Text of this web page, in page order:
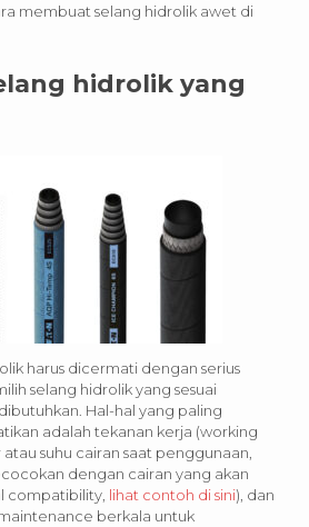
membuat selang hidrolik awet di
hidrolik yang
harus dicermati dengan serius
selang hidrolik yang sesuai
Hal-hal yang paling
adalah tekanan kerja (working
suhu cairan saat penggunaan,
dengan cairan yang akan
compatibility, lihat contoh di sini), dan
berkala untuk